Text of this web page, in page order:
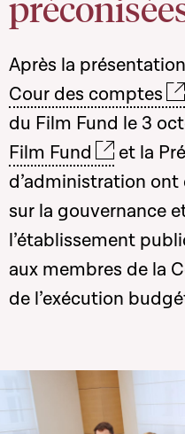
Après la
Cour des comptes
du Film Fund le 3
Film Fund
et la
d’administration
sur la gouvernance
l’établissement
aux membres de la
de l’exécution